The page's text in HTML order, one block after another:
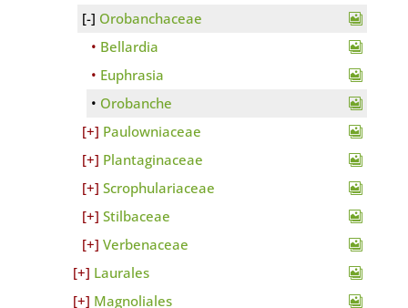
Orobanchaceae
Bellardia
Euphrasia
Orobanche
Paulowniaceae
Plantaginaceae
Scrophulariaceae
Stilbaceae
Verbenaceae
Laurales
Magnoliales